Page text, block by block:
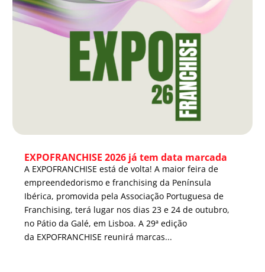
EXPOFRANCHISE 2026 já tem data marcada
A EXPOFRANCHISE está de volta! A maior feira de
empreendedorismo e franchising da Península
Ibérica, promovida pela Associação Portuguesa de
Franchising, terá lugar nos dias 23 e 24 de outubro,
no Pátio da Galé, em Lisboa. A 29ª edição
da EXPOFRANCHISE reunirá marcas...